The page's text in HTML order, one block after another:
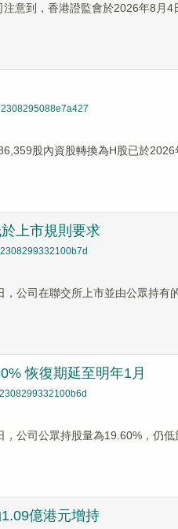
意到，香港證監會於2026年8月
股內資股轉換為H股已於
上市規則要求
，公司在聯交所上市並由公眾持
恢復期延至明年1月
，公司公眾持股量為19.60%，仍
億港元增持